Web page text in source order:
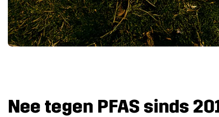
Nee tegen PFAS sinds